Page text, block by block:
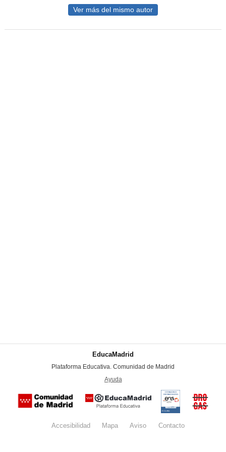
Ver más del mismo autor
EducaMadrid
Plataforma Educativa. Comunidad de Madrid
Ayuda
Certificación
conformidad
con el
Nacional de
Seguridad
del
Accesibilidad Mapa Aviso legalContacto